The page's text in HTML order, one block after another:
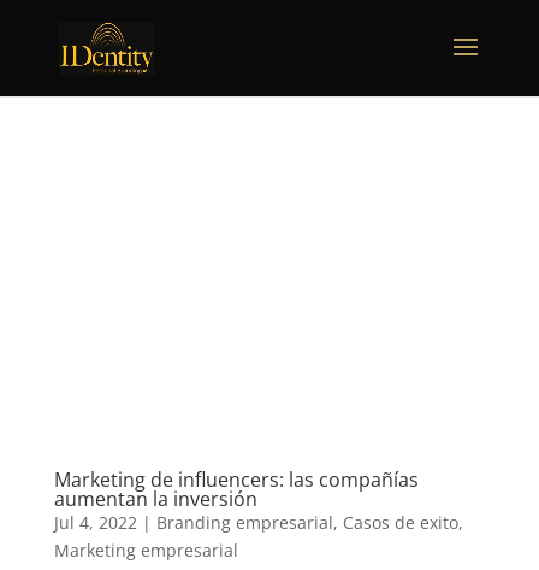
Marketing de influencers: las compañías
aumentan la inversión
Jul 4, 2022| Branding empresarial, Casos de exito,
Marketing empresarial